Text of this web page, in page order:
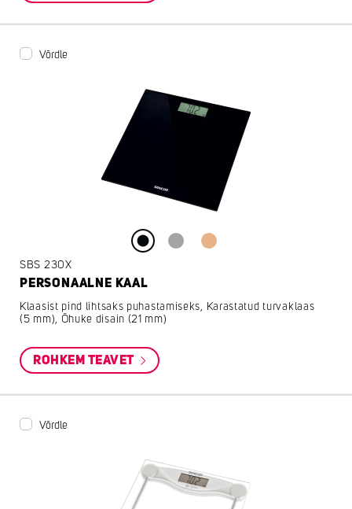
Võrdle
SBS 230X
PERSONAALNE KAAL
Klaasist pind lihtsaks puhastamiseks, Karastatud turvaklaas
(5 mm), Õhuke disain (21 mm)
ROHKEM TEAVET
Võrdle